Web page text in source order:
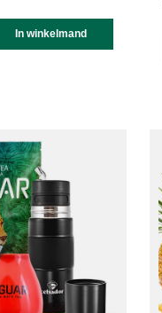
In winkelmand